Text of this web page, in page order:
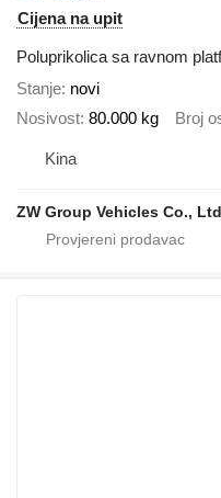
Cijena na upit
Poluprikolica sa ravnom
Stanje novi
Nosivost 80.000 kg Broj
Kina
ZW Group Vehicles Co.,